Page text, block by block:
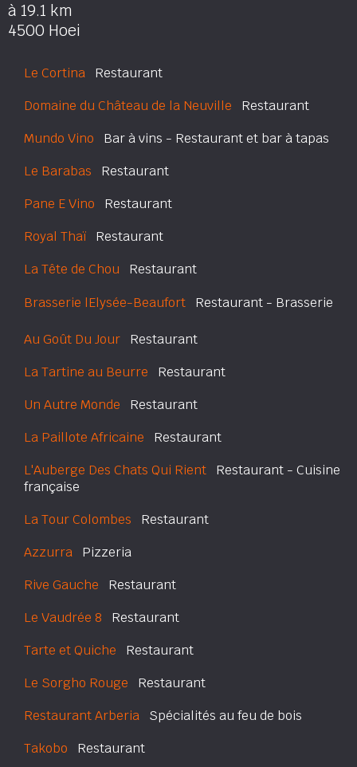
à 19.1 km
4500 Hoei
Le Cortina Restaurant
Domaine du Château de la Neuville Restaurant
Mundo Vino Bar à vins - Restaurant et bar à tapas
Le Barabas Restaurant
Pane E Vino Restaurant
Royal Thaï Restaurant
La Tête de Chou Restaurant
Brasserie lElysée-Beaufort Restaurant - Brasserie
Au Goût Du Jour Restaurant
La Tartine au Beurre Restaurant
Un Autre Monde Restaurant
La Paillote Africaine Restaurant
L'Auberge Des Chats Qui Rient Restaurant - Cuisine
française
La Tour Colombes Restaurant
Azzurra Pizzeria
Rive Gauche Restaurant
Le Vaudrée 8 Restaurant
Tarte et Quiche Restaurant
Le Sorgho Rouge Restaurant
Restaurant Arberia Spécialités au feu de bois
Takobo Restaurant